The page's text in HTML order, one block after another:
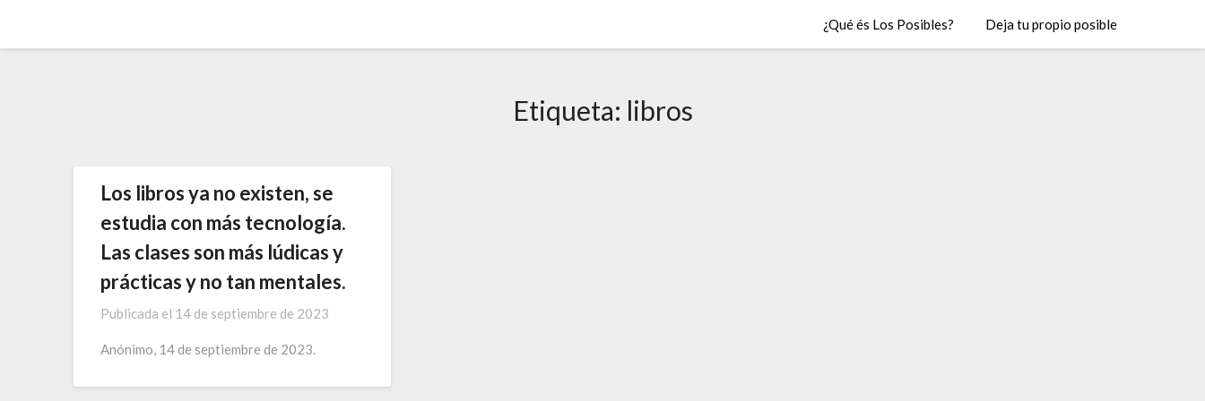
¿Qué és Los Posibles? Deja tu propio posible
Etiqueta: libros
Los libros ya no existen, se
estudia con más tecnología.
Las clases son más lúdicas y
prácticas y no tan mentales.
Publicada el 14 de septiembre de 2023
Anónimo, 14 de septiembre de 2023.